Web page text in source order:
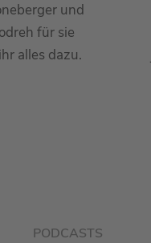
und
für sie
alles dazu.
PODCASTS